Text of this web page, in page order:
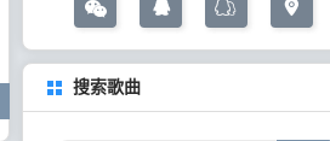
搜索歌曲